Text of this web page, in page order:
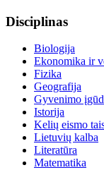
Disciplinas
Biologija
Ekonomika ir
Fizika
Geografija
Gyvenimo
Istorija
Kelių eismo
Lietuvių kalba
Literatūra
Matematika